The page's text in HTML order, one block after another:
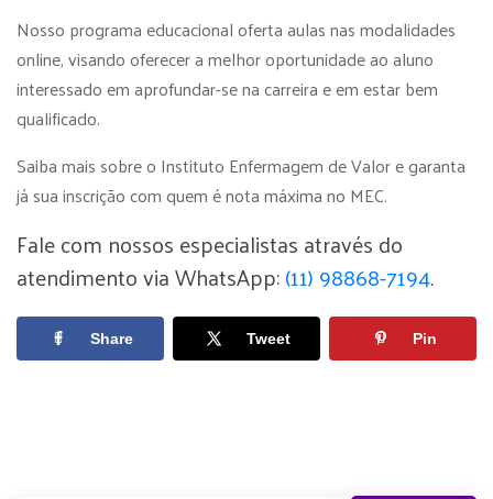
Nosso programa educacional oferta aulas nas modalidades
online, visando oferecer a melhor oportunidade ao aluno
interessado em aprofundar-se na carreira e em estar bem
qualificado.
Saiba mais sobre o Instituto Enfermagem de Valor e garanta
já sua inscrição com quem é nota máxima no MEC.
Fale com nossos especialistas através do
atendimento via WhatsApp:(11) 98868-7194.
Share Tweet Pin